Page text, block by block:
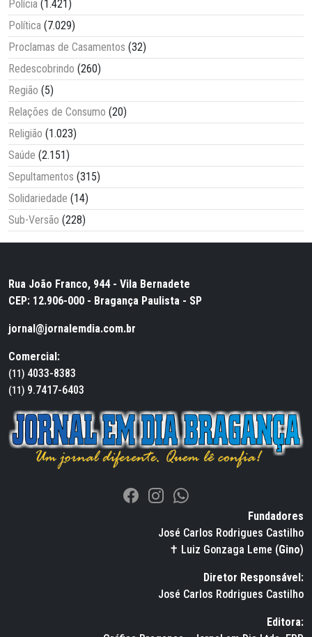
Polícia (1.421)
Política (7.029)
Proclamas de Casamentos (32)
Redescobrindo (260)
Região (5)
Relações de Consumo (20)
Religião (1.023)
Saúde (2.151)
Sepultamentos (315)
Solidariedade (14)
Sub-Versão (228)
Rua João Franco, 944 - Vila Bernadete
CEP: 12.906-000 - Bragança Paulista - SP
jornal@jornalemdia.com.br
Comercial:
(11) 4033-8383
(11) 9.7417-6403
Fundadores
José Carlos Rodrigues Castilho
✝ Luiz Gonzaga Leme (Gino)
Diretor Responsável:
José Carlos Rodrigues Castilho
Editora: